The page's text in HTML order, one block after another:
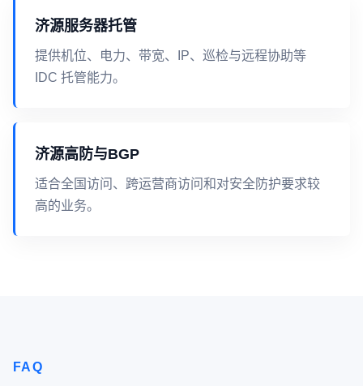
济源服务器托管
提供机位、电力、带宽、IP、巡检与远程协助等
IDC 托管能力。
济源高防与BGP
适合全国访问、跨运营商访问和对安全防护要求较
高的业务。
FAQ